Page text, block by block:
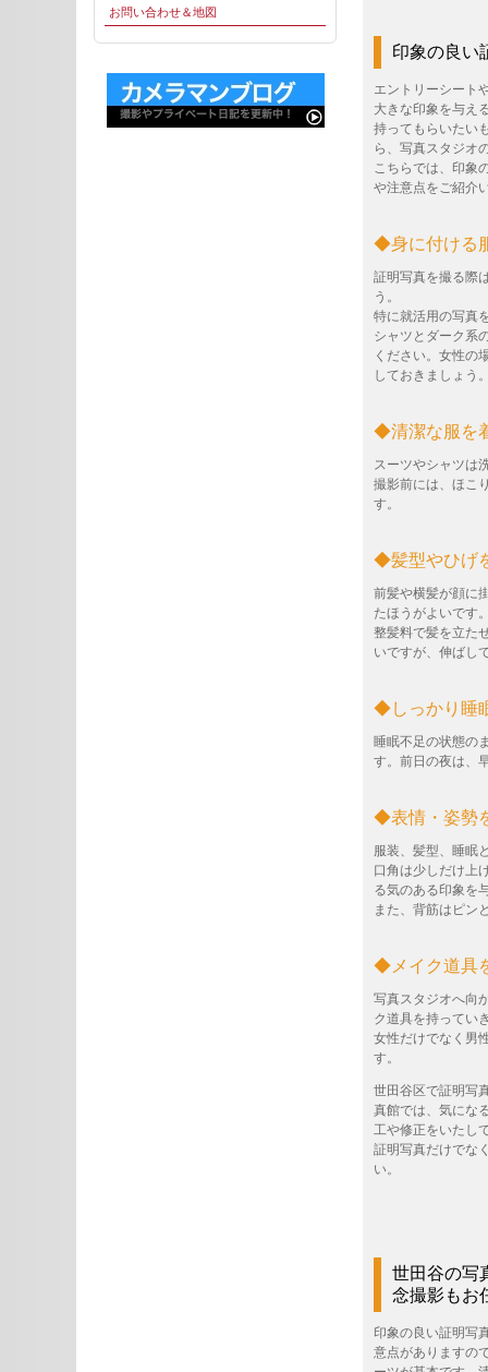
印象の良い
エントリーシート
大きな印象を与え
持ってもらいたい
ら、写真スタジオ
こちらでは、印象
や注意点をご紹介
◆身に付ける
証明写真を撮る際
う。
特に就活用の写真
シャツとダーク系
ください。女性の
しておきましょう
◆清潔な服を
スーツやシャツは
撮影前には、ほこ
す。
◆髪型やひげ
前髪や横髪が顔に
たほうがよいです
整髪料で髪を立た
いですが、伸ばし
◆しっかり睡
睡眠不足の状態の
す。前日の夜は、
◆表情・姿勢
服装、髪型、睡眠
口角は少しだけ上
る気のある印象を
また、背筋はピン
◆メイク道具
写真スタジオへ向
ク道具を持ってい
女性だけでなく男
す。
世田谷区で証明写
真館では、気にな
工や修正をいたし
証明写真だけでな
い。
世田谷の写
念撮影もお
印象の良い証明写
意点がありますの
お問い合わせ＆地図